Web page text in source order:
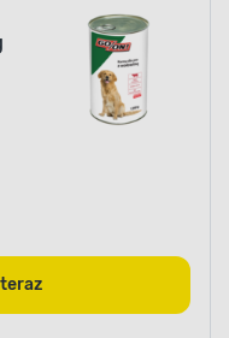
Kup teraz